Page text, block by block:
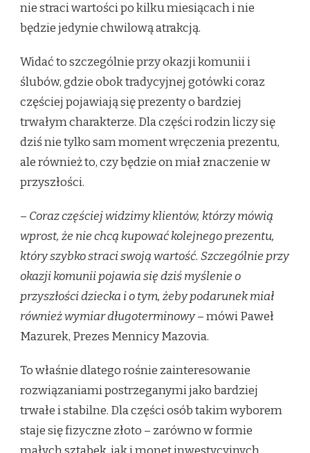
nie straci wartości po kilku miesiącach i nie
będzie jedynie chwilową atrakcją.
Widać to szczególnie przy okazji komunii i
ślubów, gdzie obok tradycyjnej gotówki coraz
częściej pojawiają się prezenty o bardziej
trwałym charakterze. Dla części rodzin liczy się
dziś nie tylko sam moment wręczenia prezentu,
ale również to, czy będzie on miał znaczenie w
przyszłości.
– Coraz częściej widzimy klientów, którzy mówią
wprost, że nie chcą kupować kolejnego prezentu,
który szybko straci swoją wartość. Szczególnie przy
okazji komunii pojawia się dziś myślenie o
przyszłości dziecka i o tym, żeby podarunek miał
również wymiar długoterminowy– mówi Paweł
Mazurek, Prezes Mennicy Mazovia.
To właśnie dlatego rośnie zainteresowanie
rozwiązaniami postrzeganymi jako bardziej
trwałe i stabilne. Dla części osób takim wyborem
staje się fizyczne złoto – zarówno w formie